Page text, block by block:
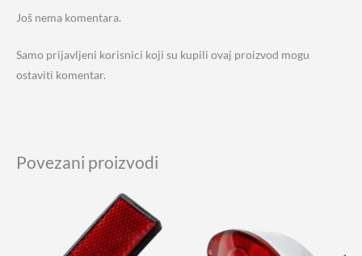
Još nema komentara.
Samo prijavljeni korisnici koji su kupili ovaj proizvod mogu
ostaviti komentar.
Povezani proizvodi